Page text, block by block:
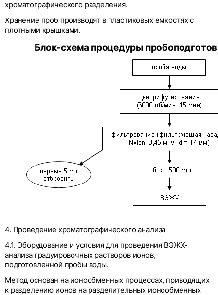
хроматографического разделения.
Хранение проб производят в пластиковых емкостях с
плотными крышками.
Блок-схема процедуры
4. Проведение хроматографического анализа
4.1. Оборудование и условия для проведения ВЭЖХ-
анализа градуировочных растворов ионов,
подготовленной пробы воды.
Метод основан на ионообменных процессах, приводящих
к разделению ионов на разделительных ионообменных